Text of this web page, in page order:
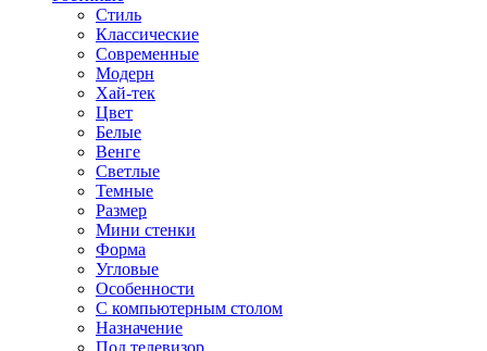
Стиль
Классические
Современные
Модерн
Хай-тек
Цвет
Белые
Венге
Светлые
Темные
Размер
Мини стенки
Форма
Угловые
Особенности
С компьютерным столом
Назначение
Под телевизор